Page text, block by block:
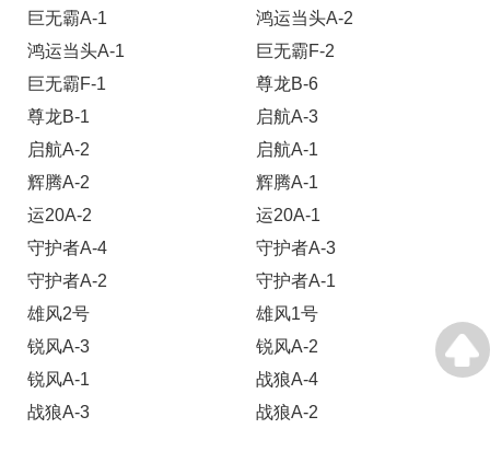
巨无霸A-1
鸿运当头A-2
鸿运当头A-1
巨无霸F-2
巨无霸F-1
尊龙B-6
尊龙B-1
启航A-3
启航A-2
启航A-1
辉腾A-2
辉腾A-1
运20A-2
运20A-1
守护者A-4
守护者A-3
守护者A-2
守护者A-1
雄风2号
雄风1号
锐风A-3
锐风A-2
锐风A-1
战狼A-4
战狼A-3
战狼A-2